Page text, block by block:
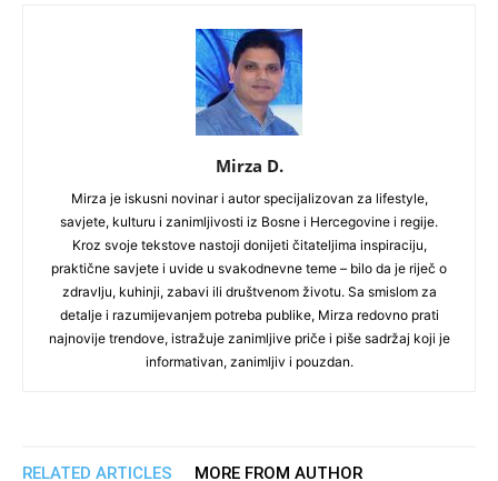
Mirza D.
Mirza je iskusni novinar i autor specijalizovan za lifestyle,
savjete, kulturu i zanimljivosti iz Bosne i Hercegovine i regije.
Kroz svoje tekstove nastoji donijeti čitateljima inspiraciju,
praktične savjete i uvide u svakodnevne teme – bilo da je riječ o
zdravlju, kuhinji, zabavi ili društvenom životu. Sa smislom za
detalje i razumijevanjem potreba publike, Mirza redovno prati
najnovije trendove, istražuje zanimljive priče i piše sadržaj koji je
informativan, zanimljiv i pouzdan.
RELATED ARTICLES MORE FROM AUTHOR